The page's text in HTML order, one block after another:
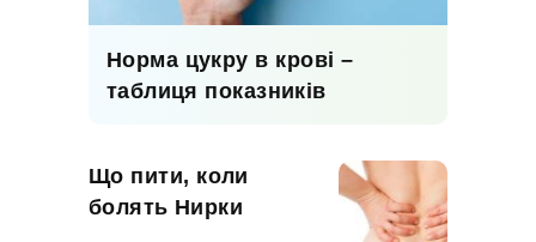
Норма цукру в крові –
таблиця показників
Що пити, коли
болять Нирки